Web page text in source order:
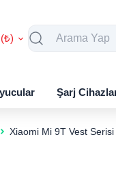
Şarj
Xiaomi Mi 9T Vest Serisi